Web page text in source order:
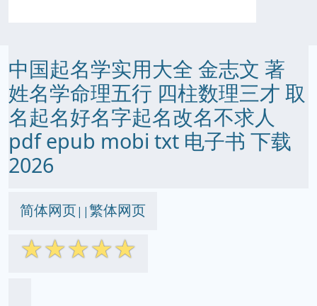
中国起名学实用大全 金志文 著
姓名学命理五行 四柱数理三才 取
名起名好名字起名改名不求人
pdf epub mobi txt 电子书 下载
2026
简体网页||繁体网页
☆☆☆☆☆